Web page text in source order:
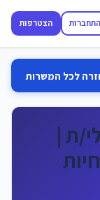
התחברות הצטרפות
לכל המשרות
ת |